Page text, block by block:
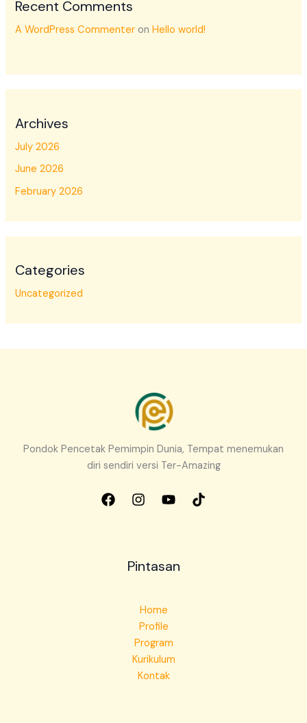
Recent Comments
A WordPress Commenter onHello world!
Archives
July 2026
June 2026
February 2026
Categories
Uncategorized
Pondok Pencetak Pemimpin Dunia, Tempat menemukan
diri sendiri versi Ter-Amazing
Pintasan
Home
Profile
Program
Kurikulum
Kontak